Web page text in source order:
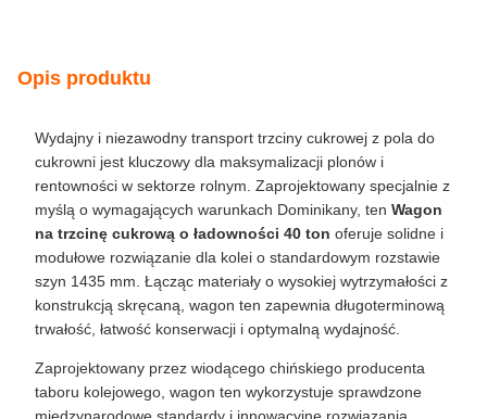
Opis produktu
Wydajny i niezawodny transport trzciny cukrowej z pola do
cukrowni jest kluczowy dla maksymalizacji plonów i
rentowności w sektorze rolnym. Zaprojektowany specjalnie z
myślą o wymagających warunkach Dominikany, ten Wagon
na trzcinę cukrową o ładowności 40 ton oferuje solidne i
modułowe rozwiązanie dla kolei o standardowym rozstawie
szyn 1435 mm. Łącząc materiały o wysokiej wytrzymałości z
konstrukcją skręcaną, wagon ten zapewnia długoterminową
trwałość, łatwość konserwacji i optymalną wydajność.
Zaprojektowany przez wiodącego chińskiego producenta
taboru kolejowego, wagon ten wykorzystuje sprawdzone
międzynarodowe standardy i innowacyjne rozwiązania